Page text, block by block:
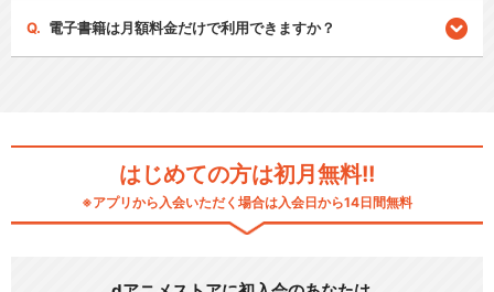
電子書籍は月額料金だけで利用できますか？
はじめての方は初月無料!!
※アプリから入会いただく場合は入会日から14日間無料